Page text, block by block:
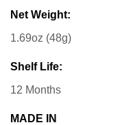
Net Weight:
1.69oz (48g)
Shelf Life:
12 Months
MADE IN